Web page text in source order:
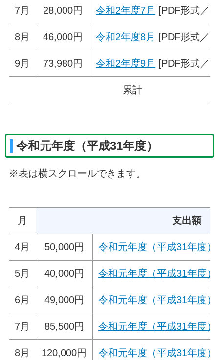
7月 28,000円 令和2年度7月 [PDF形式／
8月 46,000円 令和2年度8月 [PDF形式／
9月 73,980円 令和2年度9月 [PDF形式／
累計
令和元年度（平成31年度）
※表は横スクロールできます。
月 支出額
4月 50,000円 令和元年度（平成31年度）
5月 40,000円 令和元年度（平成31年度）
6月 49,000円 令和元年度（平成31年度）
7月 85,500円 令和元年度（平成31年度）
8月 120,000円 令和元年度（平成31年度）